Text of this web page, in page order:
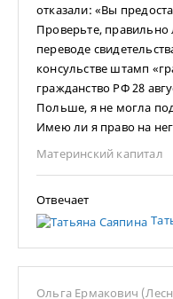
отказали: «Вы
Проверьте, правильно
переводе
консульстве штамп
гражданство РФ 28
Польше, я не могла
Имею ли я право на
Материнский капитал
Отвечает
Ольга Ермакович